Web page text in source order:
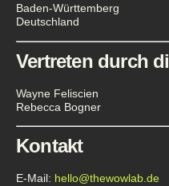
Baden-Württemberg
Deutschland
Vertreten durch
Wayne Feliscien
Rebecca Bogner
Kontakt
E-Mail: hello@thewowlab.de